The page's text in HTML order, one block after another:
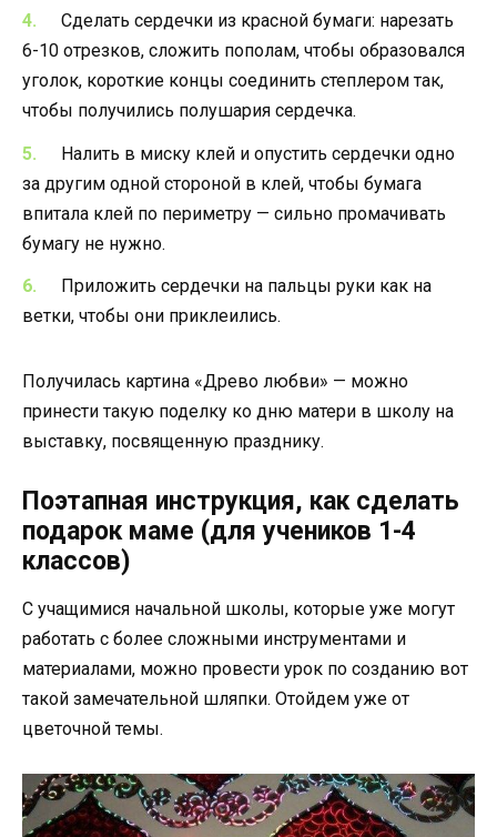
Сделать сердечки из красной бумаги: нарезать
6-10 отрезков, сложить пополам, чтобы образовался
уголок, короткие концы соединить степлером так,
чтобы получились полушария сердечка.
Налить в миску клей и опустить сердечки одно
за другим одной стороной в клей, чтобы бумага
впитала клей по периметру — сильно промачивать
бумагу не нужно.
Приложить сердечки на пальцы руки как на
ветки, чтобы они приклеились.
Получилась картина «Древо любви» — можно
принести такую поделку ко дню матери в школу на
выставку, посвященную празднику.
Поэтапная инструкция, как сделать
подарок маме (для учеников 1-4
классов)
С учащимися начальной школы, которые уже могут
работать с более сложными инструментами и
материалами, можно провести урок по созданию вот
такой замечательной шляпки. Отойдем уже от
цветочной темы.